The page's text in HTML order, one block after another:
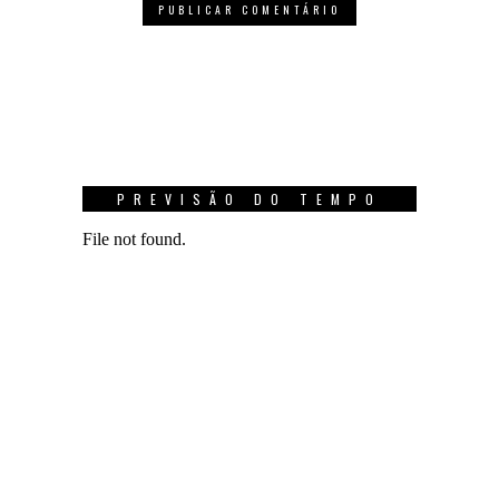
PREVISÃO DO TEMPO